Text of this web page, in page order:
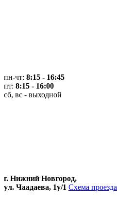
пн-чт: 8:15 - 16:45
пт: 8:15 - 16:00
сб, вс - выходной
г. Нижний Новгород,
ул. Чаадаева, 1у/1 Схема проезда